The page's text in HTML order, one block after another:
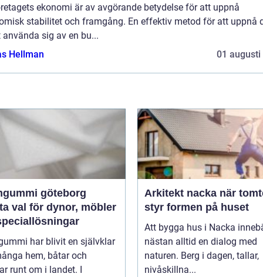
ekonomi är av avgörande betydelse för att uppnå
stabilitet och framgång. En effektiv metod för att uppnå
använda sig av en bu...
Hellman
01 augusti
göteborg
val för dynor, möbler
har blivit en självklar
hem, båtar och
runt om i landet. I
Arkitekt nacka när tomten
styr formen på huset
Att bygga hus i Nacka
nästan alltid en dialog med
naturen. Berg i dagen, tallar,
nivåskillna...